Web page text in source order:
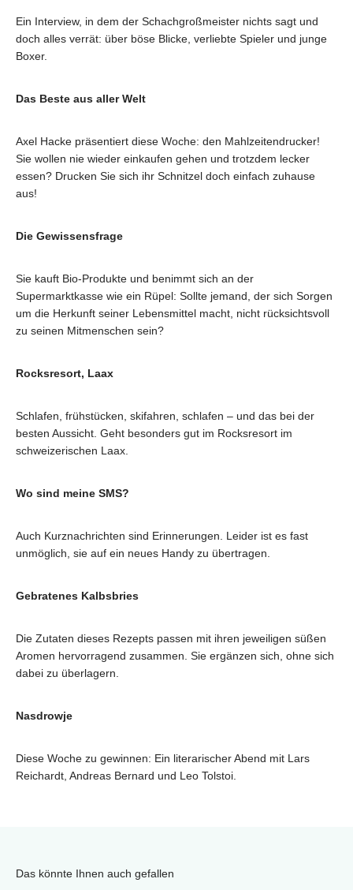
Ein Interview, in dem der Schachgroßmeister nichts sagt und
doch alles verrät: über böse Blicke, verliebte Spieler und junge
Boxer.
Das Beste aus aller Welt
Axel Hacke präsentiert diese Woche: den Mahlzeitendrucker!
Sie wollen nie wieder einkaufen gehen und trotzdem lecker
essen? Drucken Sie sich ihr Schnitzel doch einfach zuhause
aus!
Die Gewissensfrage
Sie kauft Bio-Produkte und benimmt sich an der
Supermarktkasse wie ein Rüpel: Sollte jemand, der sich Sorgen
um die Herkunft seiner Lebensmittel macht, nicht rücksichtsvoll
zu seinen Mitmenschen sein?
Rocksresort, Laax
Schlafen, frühstücken, skifahren, schlafen – und das bei der
besten Aussicht. Geht besonders gut im Rocksresort im
schweizerischen Laax.
Wo sind meine SMS?
Auch Kurznachrichten sind Erinnerungen. Leider ist es fast
unmöglich, sie auf ein neues Handy zu übertragen.
Gebratenes Kalbsbries
Die Zutaten dieses Rezepts passen mit ihren jeweiligen süßen
Aromen hervorragend zusammen. Sie ergänzen sich, ohne sich
dabei zu überlagern.
Nasdrowje
Diese Woche zu gewinnen: Ein literarischer Abend mit Lars
Reichardt, Andreas Bernard und Leo Tolstoi.
Das könnte Ihnen auch gefallen